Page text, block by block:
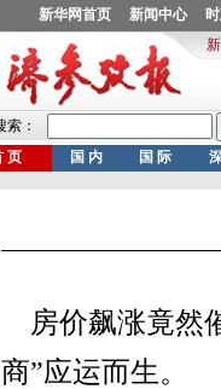
房价飙涨竟然
商”应运而生。